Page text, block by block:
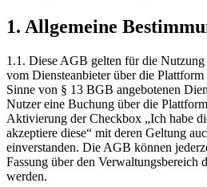
1. Allgemeine
1.1. Diese AGB gelten für die
vom Diensteanbieter über die
Sinne von § 13 BGB angebotenen
Nutzer eine Buchung über die
Aktivierung der Checkbox „Ich habe
akzeptiere diese“ mit deren Geltung
einverstanden. Die AGB können
Fassung über den Verwaltungsbereich
werden.